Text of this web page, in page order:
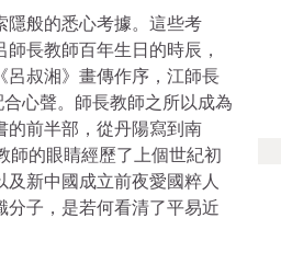
隱般的悉心考據。這些考
長教師百年生日的時辰，
叔湘》畫傳作序，江師長
心聲。師長教師之所以成為
的前半部，從丹陽寫到南
師的眼睛經歷了上個世紀初
新中國成立前夜愛國粹人
子，是若何看清了平易近